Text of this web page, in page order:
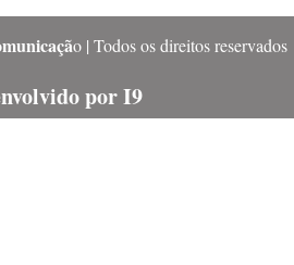
o | Todos os direitos reservados
por I9